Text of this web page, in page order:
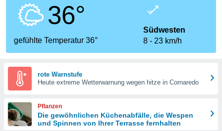
dass
sind.
diese
36°
gefühlte Temperatur 36°
Südwesten
8
23 km/h
rote Warnstufe
Heute extreme Wetterwarnung wegen hitze in Cornaredo
Pflanzen
Die gewöhnlichen Küchenabfälle, die Wespen
und Spinnen von Ihrer Terrasse fernhalten